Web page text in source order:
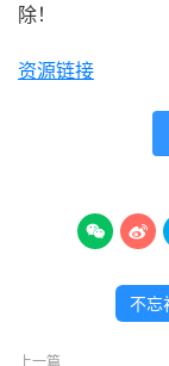
除！
资源链接
 
不忘
上一篇